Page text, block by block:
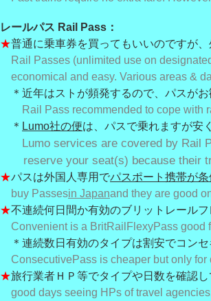
レールパス Rail Pass：
★普通に乗車券を買ってもいいのですが
Rail Passes (unlimited use on
economical and easy. Various areas &
＊近年はストが頻発するので、パスがお
Rail Pass recommended to cope with
＊ Lumo社の便は、パスで乗れますが安
Lumo services are covered by Rail
reserve your seat(s) because their
★パスは外国人専用でパスポート携帯が条
buy Passesin Japanand they are good
★不連続何日間か有効のブリットレール
Convenient is a BritRailFlexyPass good
＊連続数日有効のタイプは割安でコン
ConsecutivePass is cheaper but only for
★旅行業者ＨＰ等でタイプや日数を確認し
good days seeing HPs of travel